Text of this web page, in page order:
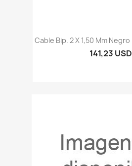
Cable Bip. 2 X 1,50 Mm
141,23 USD